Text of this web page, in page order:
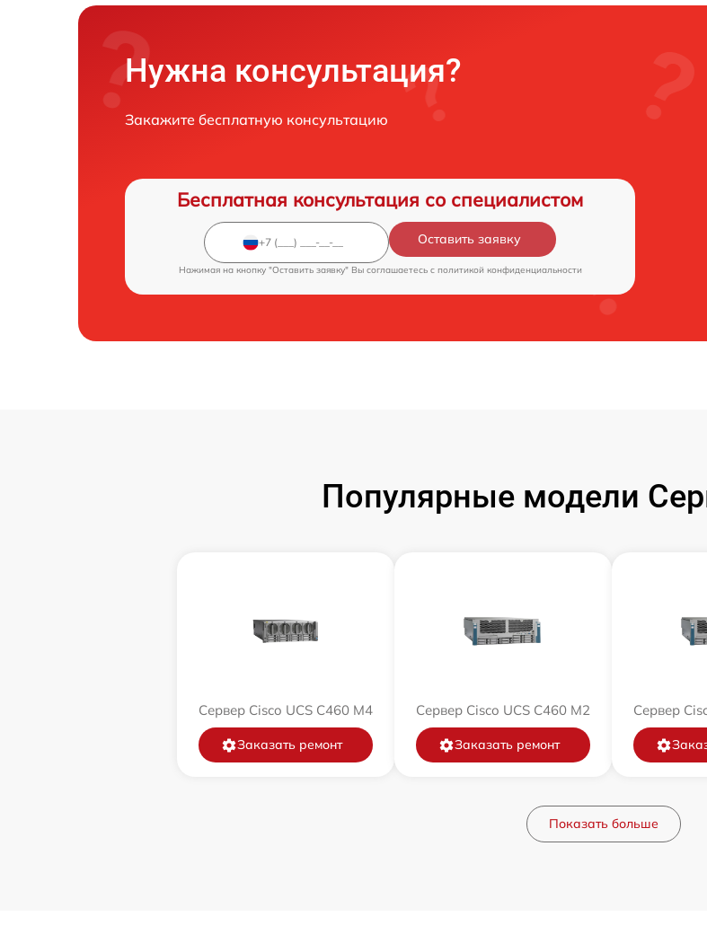
Нужна консультация?
Закажите бесплатную консультацию
Бесплатная консультация со специалистом
Оставить заявку
Нажимая на кнопку "Оставить заявку" Вы соглашаетесь c политикой конфиденциальности
Популярные модели
Сервер Cisco UCS C460 M4
Заказать ремонт
Сервер Cisco UCS C460 M2
Заказать ремонт
Сервер
Показать больше